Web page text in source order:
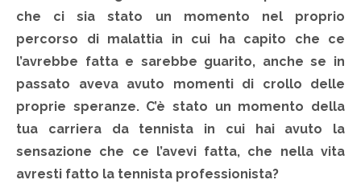
che ci sia stato un momento nel proprio
percorso di malattia in cui ha capito che ce
l’avrebbe fatta e sarebbe guarito, anche se in
passato aveva avuto momenti di crollo delle
proprie speranze. C’è stato un momento della
tua carriera da tennista in cui hai avuto la
sensazione che ce l’avevi fatta, che nella vita
avresti fatto la tennista professionista?